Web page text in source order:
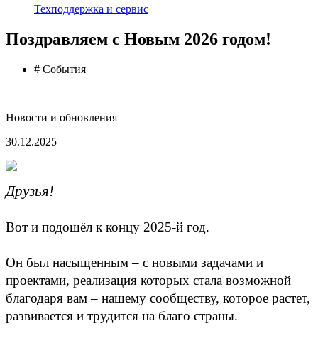
Техподдержка и сервис
Поздравляем с Новым 2026 годом!
# События
Новости и обновления
30.12.2025
Друзья!
Вот и подошёл к концу 2025-й год.
Он был насыщенным – с новыми задачами и
проектами, реализация которых стала возможной
благодаря вам – нашему сообществу, которое растет,
развивается и трудится на благо страны.